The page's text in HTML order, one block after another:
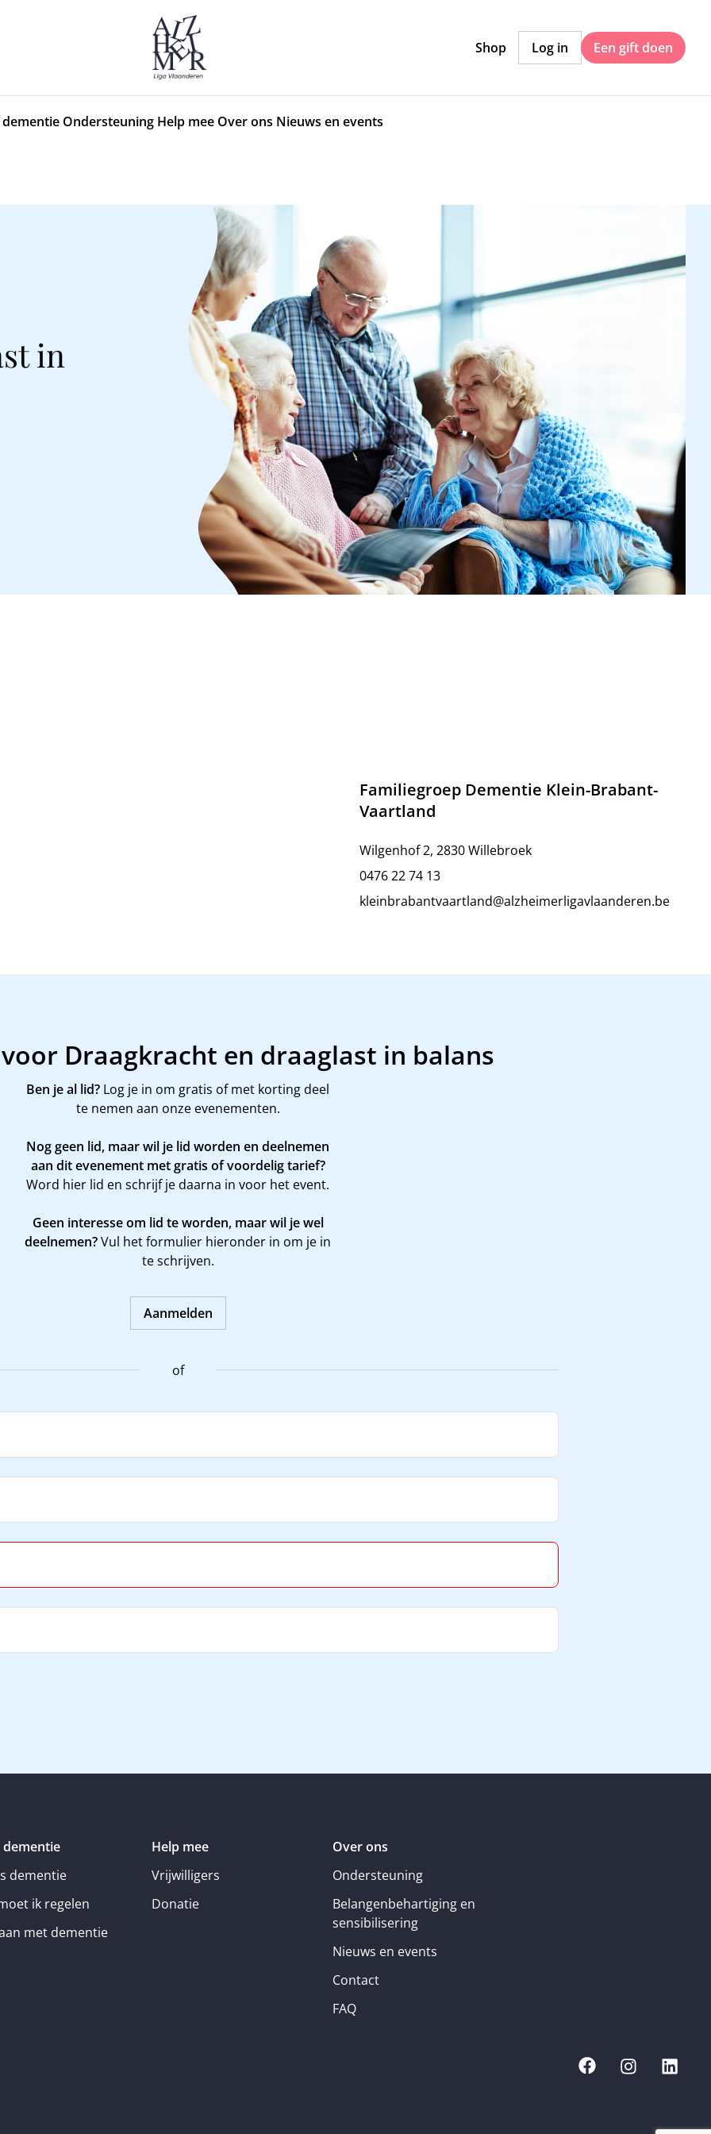
Shop Log in Een gift doen
Ondersteuning Help mee Over ons Nieuws en events
in
Familiegroep Dementie Klein-Brabant-
Vaartland
Wilgenhof 2, 2830 Willebroek
0476 22 74 13
kleinbrabantvaartland@alzheimerligavlaanderen.be
Draagkracht en draaglast in balans
Ben je al lid? Log je in om gratis of met korting deel
te nemen aan onze evenementen.
Nog geen lid, maar wil je lid worden en deelnemen
aan dit evenement met gratis of voordelig tarief?
Word hier lid en schrijf je daarna in voor het event.
Geen interesse om lid te worden, maar wil je wel
deelnemen?Vul het formulier hieronder in om je in
te schrijven.
Aanmelden
of
dementie
dementie
ik regelen
met dementie
Help mee
Vrijwilligers
Donatie
Over ons
Ondersteuning
Belangenbehartiging en
sensibilisering
Nieuws en events
Contact
FAQ